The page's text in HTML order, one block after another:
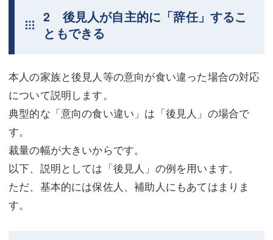
2 後見人が自主的に「辞任」するこ
ともできる
本人の家族と後見人等の意向が食い違った場合の対応
について説明します。
典型的な「意向の食い違い」は「後見人」の場合で
す。
裁量の幅が大きいからです。
以下、説明としては「後見人」の例を用います。
ただ、基本的には保佐人、補助人にもあてはまりま
す。